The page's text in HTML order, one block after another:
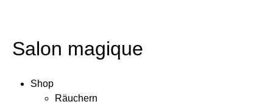
Salon magique
Shop
Räuchern